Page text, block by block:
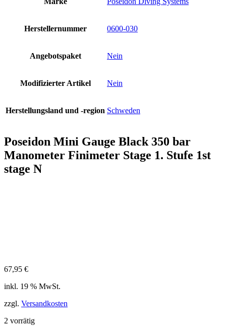
Herstellernummer 0600-030
Angebotspaket Nein
Modifizierter Artikel Nein
Herstellungsland und -region Schweden
Poseidon Mini Gauge Black 350 bar
Manometer Finimeter Stage 1. Stufe 1st
stage N
67,95 €
inkl. 19 % MwSt.
zzgl. Versandkosten
2 vorrätig